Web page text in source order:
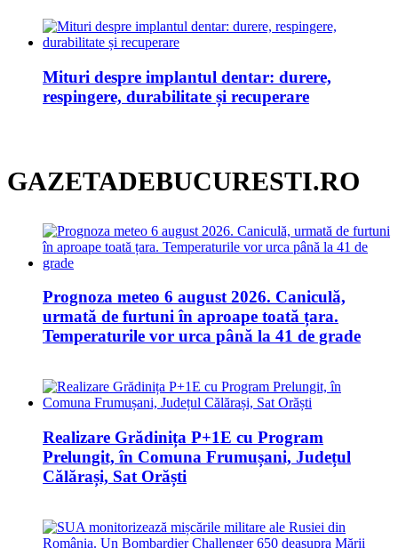
Mituri despre implantul dentar: durere,
respingere, durabilitate și recuperare
GAZETADEBUCURESTI.RO
Prognoza meteo 6 august 2026. Caniculă,
urmată de furtuni în aproape toată țara.
Temperaturile vor urca până la 41 de grade
Realizare Grădinița P+1E cu Program
Prelungit, în Comuna Frumușani, Județul
Călărași, Sat Orăști